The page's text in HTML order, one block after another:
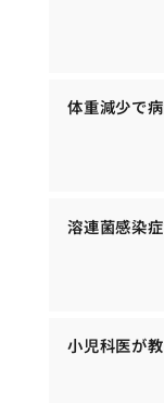
体重減少で
溶連菌感染
小児科医が